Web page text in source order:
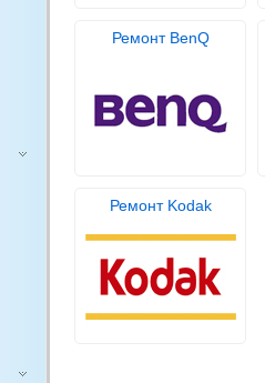
Ремонт BenQ
Ремонт Kodak